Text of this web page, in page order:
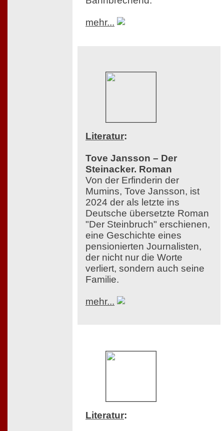
mehr...
Literatur:
Tove Jansson – Der
Steinacker. Roman
Von der Erfinderin der
Mumins, Tove Jansson, ist
2024 der als letzte ins
Deutsche übersetzte Roman
"Der Steinbruch" erschienen,
eine Geschichte eines
pensionierten Journalisten,
der nicht nur die Worte
verliert, sondern auch seine
Familie.
mehr...
Literatur: